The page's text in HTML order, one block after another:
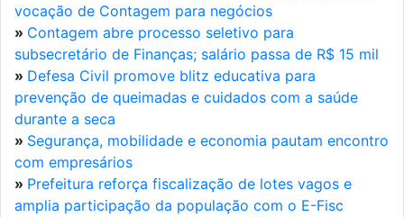
vocação de Contagem para negócios
» Contagem abre processo seletivo para
subsecretário de Finanças; salário passa de R$ 15 mil
» Defesa Civil promove blitz educativa para
prevenção de queimadas e cuidados com a saúde
durante a seca
» Segurança, mobilidade e economia pautam encontro
com empresários
» Prefeitura reforça fiscalização de lotes vagos e
amplia participação da população com o E-Fisc